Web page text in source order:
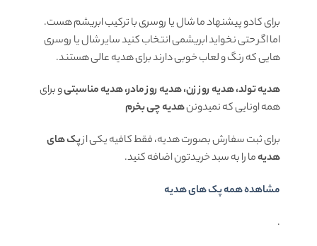
برای کادو پیشنهاد ما شال یا روسری با ترکیب ابریشم هست.
اما اگر حتی نخواید ابریشمی انتخاب کنید سایر شال یا روسری
هایی که رنگ و لعاب خوبی دارند برای هدیه عالی هستند.
هدیه تولد، هدیه روز زن، هدیه روز مادر، هدیه مناسبتیو برای
همه اونایی که نمیدوننهدیه چی بخرم
برای ثبت سفارش بصورت هدیه، فقط کافیه یکی ازپک های
هدیهما را به سبد خریدتون اضافه کنید.
مشاهده همه پک های هدیه
.